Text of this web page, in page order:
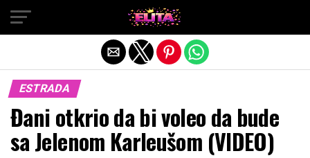
ESTRADA
Đani otkrio da bi voleo da bude
sa Jelenom Karleušom (VIDEO)
Exit mobile version